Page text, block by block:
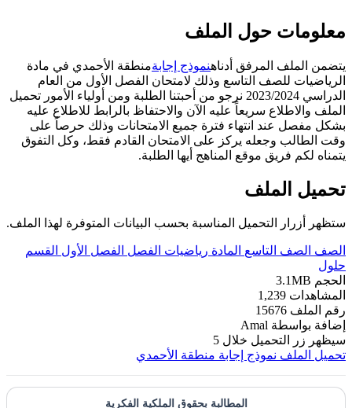
معلومات حول الملف
يتضمن الملف المرفق أدناهنموذج إجابةمنطقة الأحمدي في مادة
الرياضيات للصف التاسع وذلك لامتحان الفصل الأول من العام
الدراسي 2023/2024 نرجو من أحبتنا الطلبة ومن أولياء الأمور تحميل
الملف والاطلاع سريعاً عليه الآن والاحتفاظ بالرابط للاطلاع عليه
بشكل مفصل عند انتهاء فترة جميع الامتحانات وذلك حرصاً على
وقت الطالب وجعله يركز على الامتحان القادم فقط، وكل التفوق
يتمناه لكم فريق موقع المناهج أيها الطلبة.
تحميل الملف
ستظهر أزرار التحميل المناسبة بحسب البيانات المتوفرة لهذا الملف.
الصف الصف التاسع المادة رياضيات الفصل الفصل الأول
القسم
حلول
الحجم 3.1MB
المشاهدات 1,239
رقم الملف 15676
إضافة بواسطة Amal
سيظهر زر التحميل خلال 5
تحميل الملف نموذج إجابة منطقة الأحمدي
المطالبة بحقوق الملكية الفكرية